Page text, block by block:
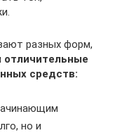
разных форм,
отличительные
средств:
но и